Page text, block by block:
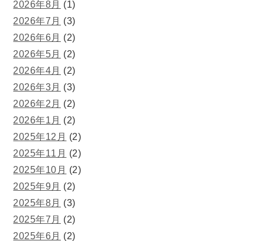
2026年8月 (1)
2026年7月 (3)
2026年6月 (2)
2026年5月 (2)
2026年4月 (2)
2026年3月 (3)
2026年2月 (2)
2026年1月 (2)
2025年12月 (2)
2025年11月 (2)
2025年10月 (2)
2025年9月 (2)
2025年8月 (3)
2025年7月 (2)
2025年6月 (2)